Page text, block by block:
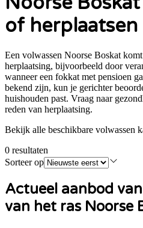
of
Een volwassen Noorse Boskat
herplaatsing, bijvoorbeeld door
wanneer een fokkat met pensioen
bekend zijn, kun je gerichter
huishouden past. Vraag naar
reden van herplaatsing.
Bekijk alle beschikbare volwassen
0 resultaten
Sorteer op
Actueel aanbod
van het ras Noorse